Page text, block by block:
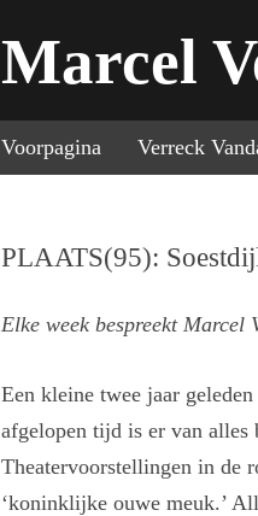
Marcel
Voorpagina Verreck
PLAATS(95):
Elke week bespreekt Marcel
Een kleine twee jaar
afgelopen tijd is er van alles
Theatervoorstellingen in de
‘koninklijke ouwe meuk.’